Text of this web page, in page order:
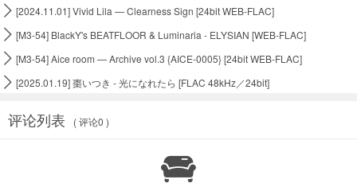
 [2024.11.01] Vivid Lila — Clearness Sign [24bit WEB-FLAC]
 [M3-54] BlackY's BEATFLOOR & Luminaria - ELYSIAN [WEB-FLAC]
 [M3-54] Aice room — Archive vol.3 {AICE-0005} [24bit WEB-FLAC]
 [2025.01.19] 棗いつき - 光になれたら [FLAC 48kHz／24bit]
评论列表 ( 评论0 )
